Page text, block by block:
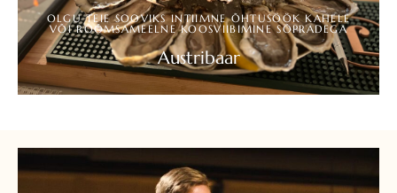
OLGU TEIE SOOVIKS INTIIMNE ÕHTUSÖÖK KAHELE
VÕI RÕÕMSAMEELNE KOOSVIIBIMINE SÕPRADEGA
Austribaar
UURI ROHKEM